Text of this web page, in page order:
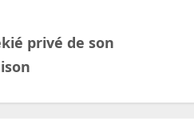
privé de son